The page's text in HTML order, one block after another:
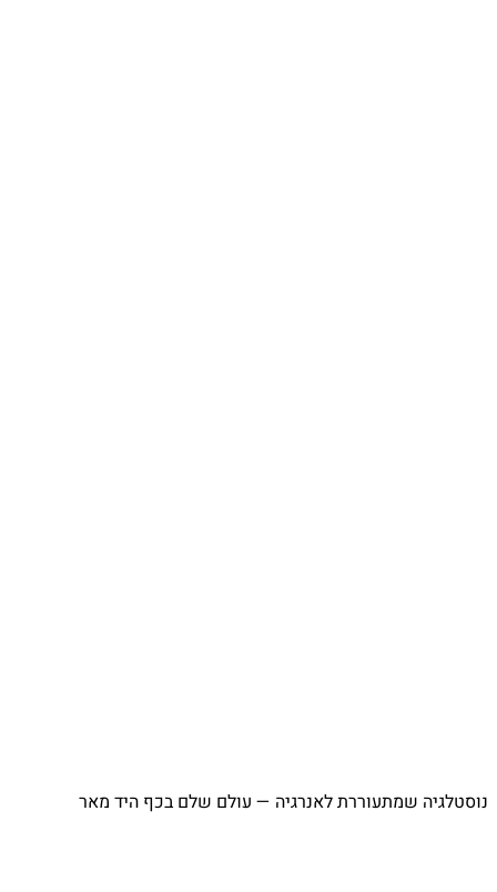
⁨ נוסטלגיה שמתעוררת לאנרגיה — עולם שלם בכף היד מאר